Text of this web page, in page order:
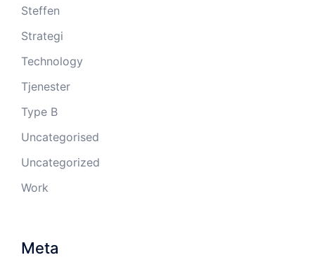
Steffen
Strategi
Technology
Tjenester
Type B
Uncategorised
Uncategorized
Work
Meta